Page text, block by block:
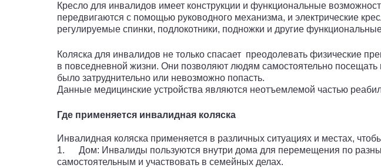
Кресло для инвалидов имеет конструкции и функциональные
передвигаются с помощью руководного механизма, и электрические
регулируемые спинки, подлокотники, подножки и другие
Коляска для инвалидов не только спасает преодолевать физические
в повседневной жизни. Они позволяют людям самостоятельно
было затруднительно или невозможно попасть.
Данные медицинские устройства являются неотъемлемой частью
Где применяется инвалидная коляска
Инвалидная коляска применяется в различных ситуациях и местах,
1. Дом: Инвалиды пользуются внутри дома для перемещения по
самостоятельным и участвовать в семейных делах.